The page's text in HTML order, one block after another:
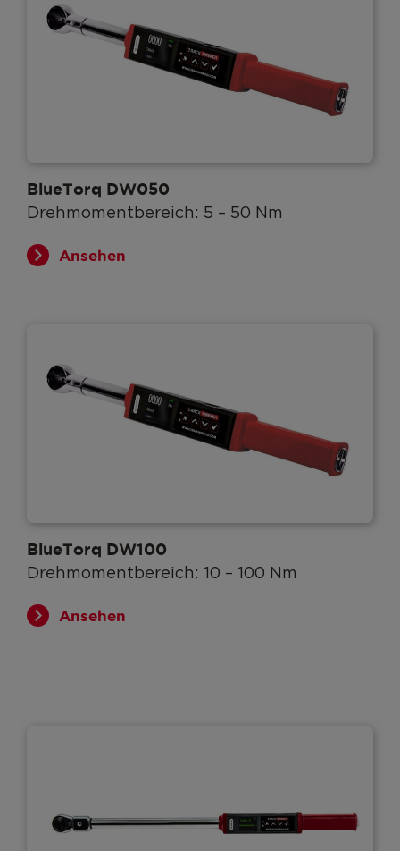
BlueTorq DW050
Drehmomentbereich: 5 – 50 Nm
Ansehen
BlueTorq DW100
Drehmomentbereich: 10 – 100 Nm
Ansehen